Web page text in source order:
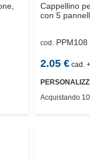
Cappellino
con 5
cod. PPM108
2.05€ cad.
Acquistando